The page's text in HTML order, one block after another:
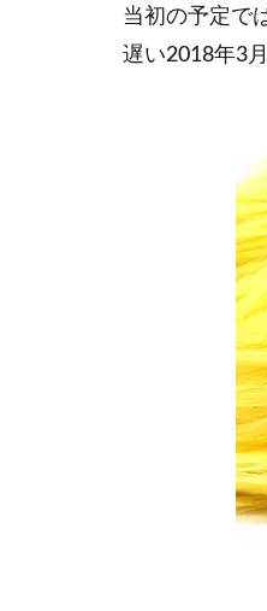
当初の予定で
遅い2018年3